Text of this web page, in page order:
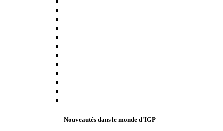
Nouveautés dans le monde d'IGP